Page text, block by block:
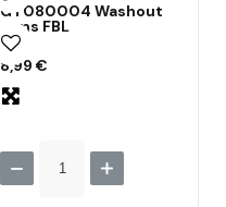
GT080004 Washout
arms FBL
8,99 €